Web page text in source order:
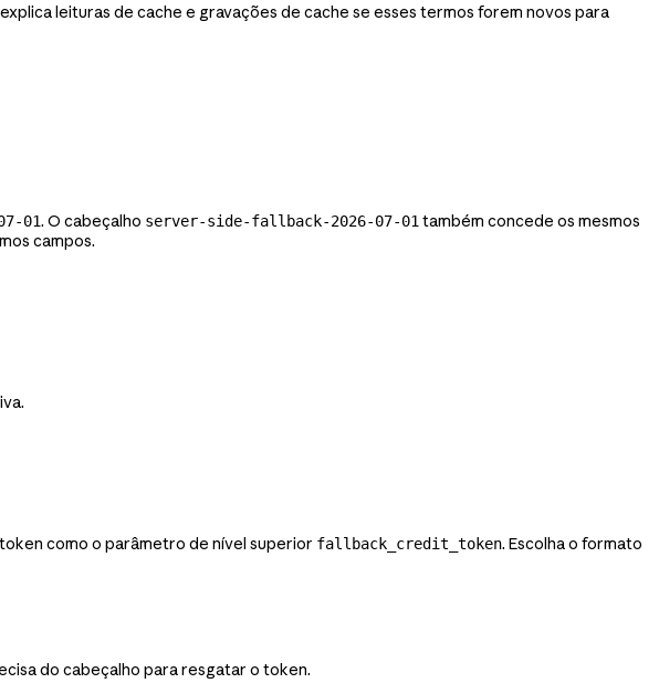
explica leituras de cache e gravações de cache se esses termos forem novos para
01. O cabeçalho server-side-fallback-2026-07-01 também concede os mesmos
campos.
como o parâmetro de nível superior fallback_credit_token. Escolha o formato
do cabeçalho para resgatar o token.